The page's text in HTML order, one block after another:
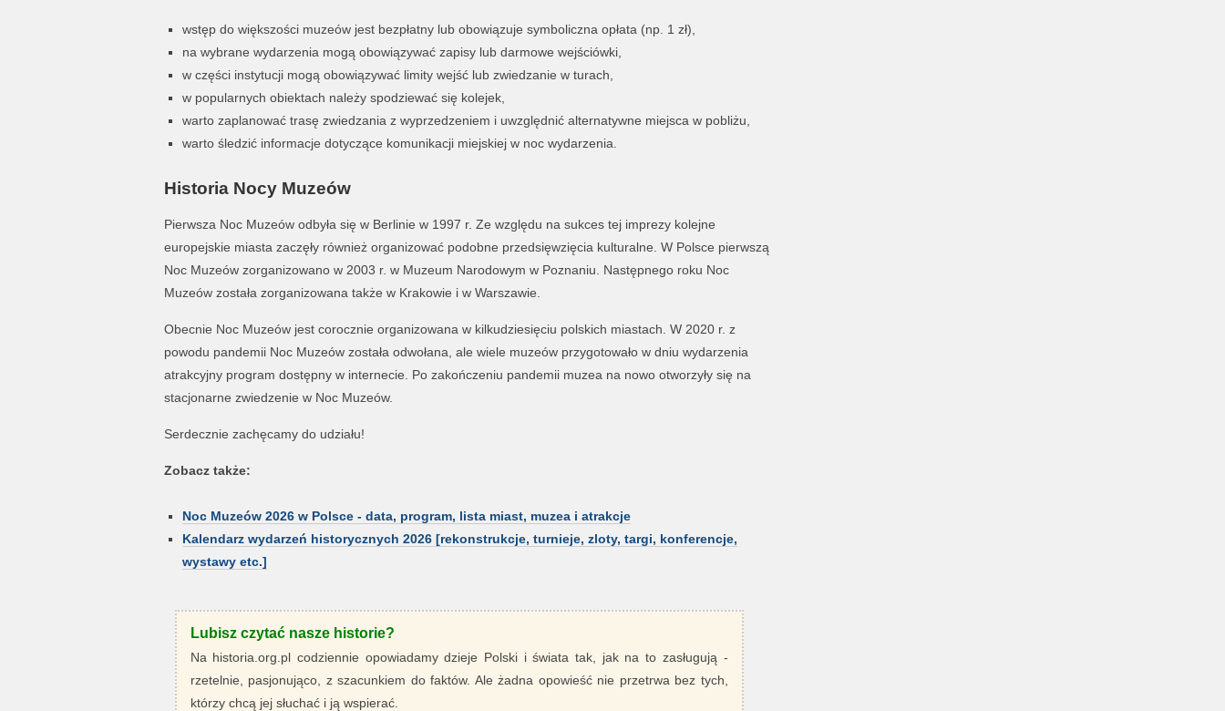
wstęp do większości muzeów jest bezpłatny lub obowiązuje symboliczna opłata (np. 1 zł),
na wybrane wydarzenia mogą obowiązywać zapisy lub darmowe wejściówki,
w części instytucji mogą obowiązywać limity wejść lub zwiedzanie w turach,
w popularnych obiektach należy spodziewać się kolejek,
warto zaplanować trasę zwiedzania z wyprzedzeniem i uwzględnić alternatywne miejsca w pobliżu,
warto śledzić informacje dotyczące komunikacji miejskiej w noc wydarzenia.
Historia Nocy Muzeów
Pierwsza Noc Muzeów odbyła się w Berlinie w 1997 r. Ze względu na sukces tej imprezy kolejne
europejskie miasta zaczęły również organizować podobne przedsięwzięcia kulturalne. W Polsce pierwszą
Noc Muzeów zorganizowano w 2003 r. w Muzeum Narodowym w Poznaniu. Następnego roku Noc
Muzeów została zorganizowana także w Krakowie i w Warszawie.
Obecnie Noc Muzeów jest corocznie organizowana w kilkudziesięciu polskich miastach. W 2020 r. z
powodu pandemii Noc Muzeów została odwołana, ale wiele muzeów przygotowało w dniu wydarzenia
atrakcyjny program dostępny w internecie. Po zakończeniu pandemii muzea na nowo otworzyły się na
stacjonarne zwiedzenie w Noc Muzeów.
Serdecznie zachęcamy do udziału!
Zobacz także:
Noc Muzeów 2026 w Polsce - data, program, lista miast, muzea i atrakcje
Kalendarz wydarzeń historycznych 2026 [rekonstrukcje, turnieje, zloty, targi, konferencje,
wystawy etc.]
Lubisz czytać nasze historie?
Na historia.org.pl codziennie opowiadamy dzieje Polski i świata tak, jak na to zasługują -
rzetelnie, pasjonująco, z szacunkiem do faktów. Ale żadna opowieść nie przetrwa bez tych,
którzy chcą jej słuchać i ją wspierać.